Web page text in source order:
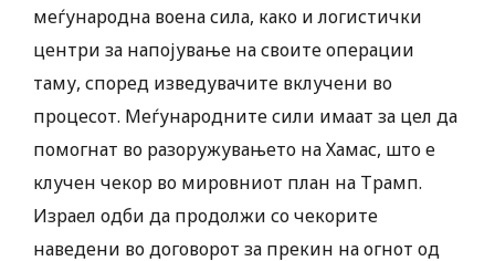
меѓународна воена сила, како и логистички
центри за напојување на своите операции
таму, според изведувачите вклучени во
процесот. Меѓународните сили имаат за цел да
помогнат во разоружувањето на Хамас, што е
клучен чекор во мировниот план на Трамп.
Израел одби да продолжи со чекорите
наведени во договорот за прекин на огнот од